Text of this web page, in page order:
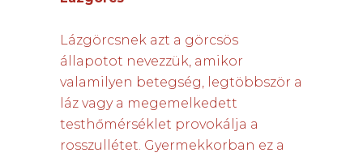
Lázgörcsnek azt a görcsös
állapotot nevezzük, amikor
valamilyen betegség, legtöbbször a
láz vagy a megemelkedett
testhőmérséklet provokálja a
rosszullétet. Gyermekkorban ez a